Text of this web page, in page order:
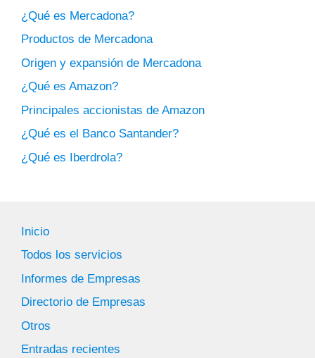
¿Qué es Mercadona?
Productos de Mercadona
Origen y expansión de Mercadona
¿Qué es Amazon?
Principales accionistas de Amazon
¿Qué es el Banco Santander?
¿Qué es Iberdrola?
Inicio
Todos los servicios
Informes de Empresas
Directorio de Empresas
Otros
Entradas recientes